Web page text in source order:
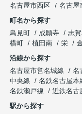
名古屋市西区
名古屋
町名から探す
鳥見町
成願寺 志
横町
植田南 栄
沿線から探す
名古屋市営名城線
名
中央線
名鉄名古屋本
名鉄瀬戸線
近鉄名古
駅から探す